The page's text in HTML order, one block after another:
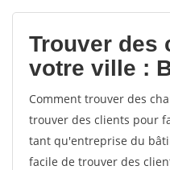
Trouver des
votre ville :
Comment trouver des
trouver des clients pour
tant qu'entreprise du
facile de trouver des